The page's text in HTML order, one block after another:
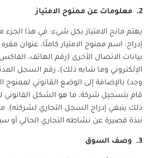
2. معلومات عن ممنوح الامتياز
يهتم مانح الامتياز بكل شيء: في هذا
إدراج: اسم ممنوح الامتياز كاملًا، عنوان
بيانات الاتصال الأخرى (رقم الهاتف،
الإلكتروني وما شابه ذلك)، رقم السجل
وجد) بالإضافة إلى الوضع القانوني لممنوح
قام بتسجيل شركة، ما هو الشكل القانوني
ذلك ينبغي إدراج السجل التجاري لشركته).
نبذة قصيرة عن نشاطه التجاري الحالي أو
3. وصف السوق